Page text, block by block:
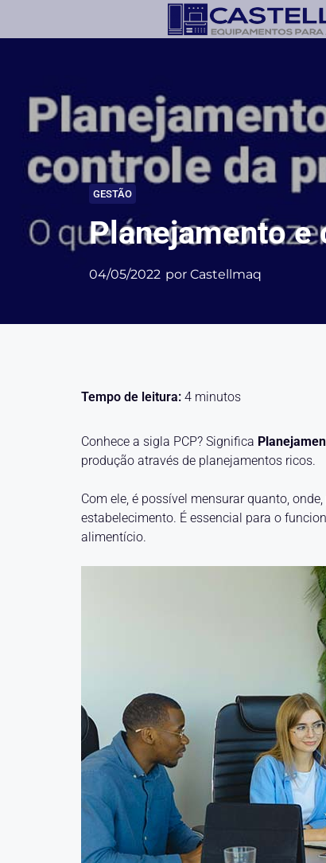
GESTÃO
Planejamento e
04/05/2022 por Castellmaq
Tempo de leitura: 4 minutos
Conhece a sigla PCP? Significa
produção através de planejamentos ricos.
Com ele, é possível mensurar quanto,
estabelecimento. É essencial para o
alimentício.